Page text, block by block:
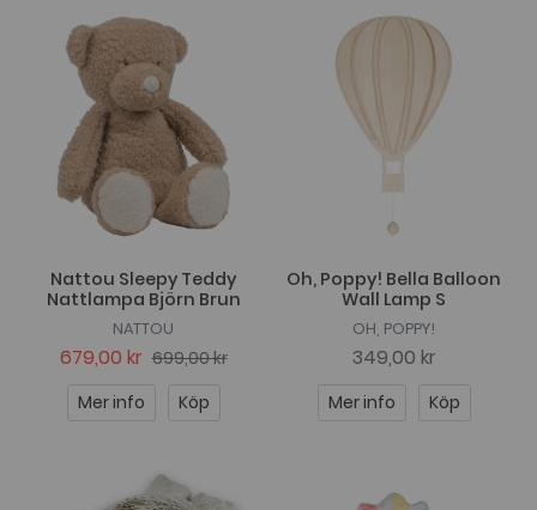
Nattou Sleepy Teddy
Nattlampa Björn Brun
NATTOU
679,00 kr 699,00 kr
Mer info
Köp
Oh, Poppy! Bella Balloon
Wall Lamp S
OH, POPPY!
349,00 kr
Mer info Köp